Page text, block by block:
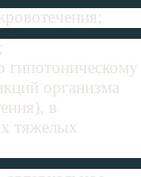
гипотоническому
организма
в
тяжелых